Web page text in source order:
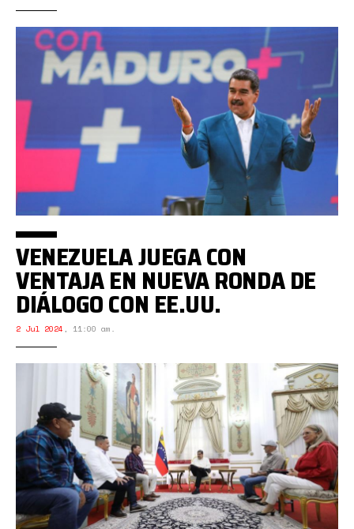
VENEZUELA JUEGA CON
VENTAJA EN NUEVA RONDA DE
DIÁLOGO CON EE.UU.
2 Jul 2024 , 11:00 am.